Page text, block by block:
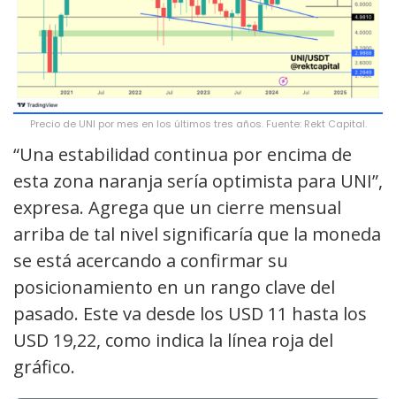
Precio de UNI por mes en los últimos tres años. Fuente: Rekt Capital.
“Una estabilidad continua por encima de
esta zona naranja sería optimista para UNI”,
expresa. Agrega que un cierre mensual
arriba de tal nivel significaría que la moneda
se está acercando a confirmar su
posicionamiento en un rango clave del
pasado. Este va desde los USD 11 hasta los
USD 19,22, como indica la línea roja del
gráfico.